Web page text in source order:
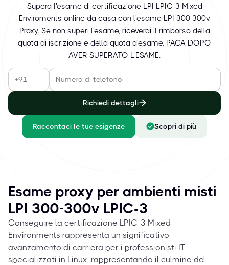
Supera l'esame di certificazione LPI LPIC-3 Mixed
Enviroments online da casa con l'esame LPI 300-300v
Proxy. Se non superi l'esame, riceverai il rimborso della
quota di iscrizione e della quota d'esame. PAGA DOPO
AVER SUPERATO L'ESAME.
Richiedi dettagli
Raccontaci le tue esigenze Scopri di più
Esame proxy per ambienti misti
LPI 300-300v LPIC-3
Conseguire la certificazione LPIC-3 Mixed
Environments rappresenta un significativo
avanzamento di carriera per i professionisti IT
specializzati in Linux, rappresentando il culmine del